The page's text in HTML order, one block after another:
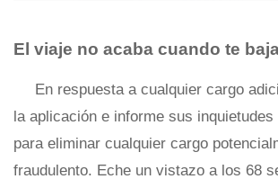
El viaje no acaba cuando te
En respuesta a cualquier cargo
la aplicación e informe sus
para eliminar cualquier cargo
fraudulento. Eche un vistazo a los 68